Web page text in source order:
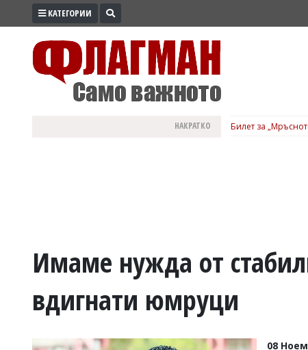
ПРОМО
ВОЙНАТА
УКРАЙНА
КАТЕГОРИИ
НАКРАТКО Билет за
Имаме нужда от
вдигнати юмруци
08